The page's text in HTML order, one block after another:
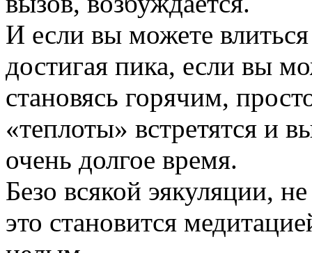
И если вы можете
достигая пика, если вы
становясь горячим,
«теплоты» встретятся и
очень долгое время.
Безо всякой эякуляции,
это становится